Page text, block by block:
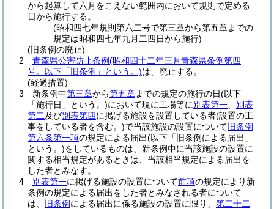
から起算して六月をこえない範囲内において規則で定める
日から施行する。
(昭和四七年規則第六二号で第三章から第五章までの
規定は昭和四七年九月二四日から施行)
(旧条例の廃止)
2
青森県公害防止条例(昭和四十二年三月青森県条例第四
号。以下「旧条例」という。)は、廃止する。
(経過措置)
3
新条例中第三章から第五章までの規定の施行の日(以下
「施行日」という。)において現に工場等に別表第一
別表
第二及び別表第四に掲げる施設を設置している者(設置の工
事をしている者を含む。)で当該施設の設置について 旧条例
第六条第一項の規定による届出(以下「旧条例による届出」
という。)をしているものは、新条例中に当該施設の設置に
関する相当規定があるときは、当該相当規定による届出を
した者とみなす。
4
別表第一に掲げる施設の設置について前項の規定により新
条例の規定による届出をした者とみなされる者について
は、
旧条例 による届出に係る施設の設置に限り、 第二十二